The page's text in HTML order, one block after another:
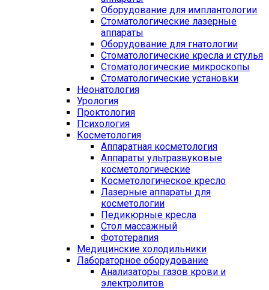
Оборудование для имплантологии
Стоматологические лазерные
аппараты
Оборудование для гнатологии
Стоматологические кресла и стулья
Стоматологические микроскопы
Стоматологические установки
Неонатология
Урология
Проктология
Психология
Косметология
Аппаратная косметология
Аппараты ультразвуковые
косметологические
Косметологическое кресло
Лазерные аппараты для
косметологии
Педикюрные кресла
Стол массажный
Фототерапия
Медицинские холодильники
Лабораторное оборудование
Анализаторы газов крови и
электролитов